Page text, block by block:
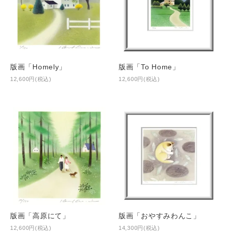
版画「Homely」
12,600円(税込)
版画「To Home」
12,600円(税込)
版画「高原にて」
12,600円(税込)
版画「おやすみわんこ」
14,300円(税込)